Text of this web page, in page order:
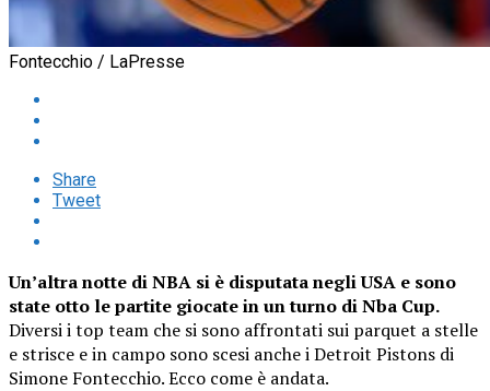
Fontecchio / LaPresse
Share
Tweet
Un’altra notte di NBA si è disputata negli USA e sono
state otto le partite giocate in un turno di Nba Cup.
Diversi i top team che si sono affrontati sui parquet a stelle
e strisce e in campo sono scesi anche i Detroit Pistons di
Simone Fontecchio. Ecco come è andata.